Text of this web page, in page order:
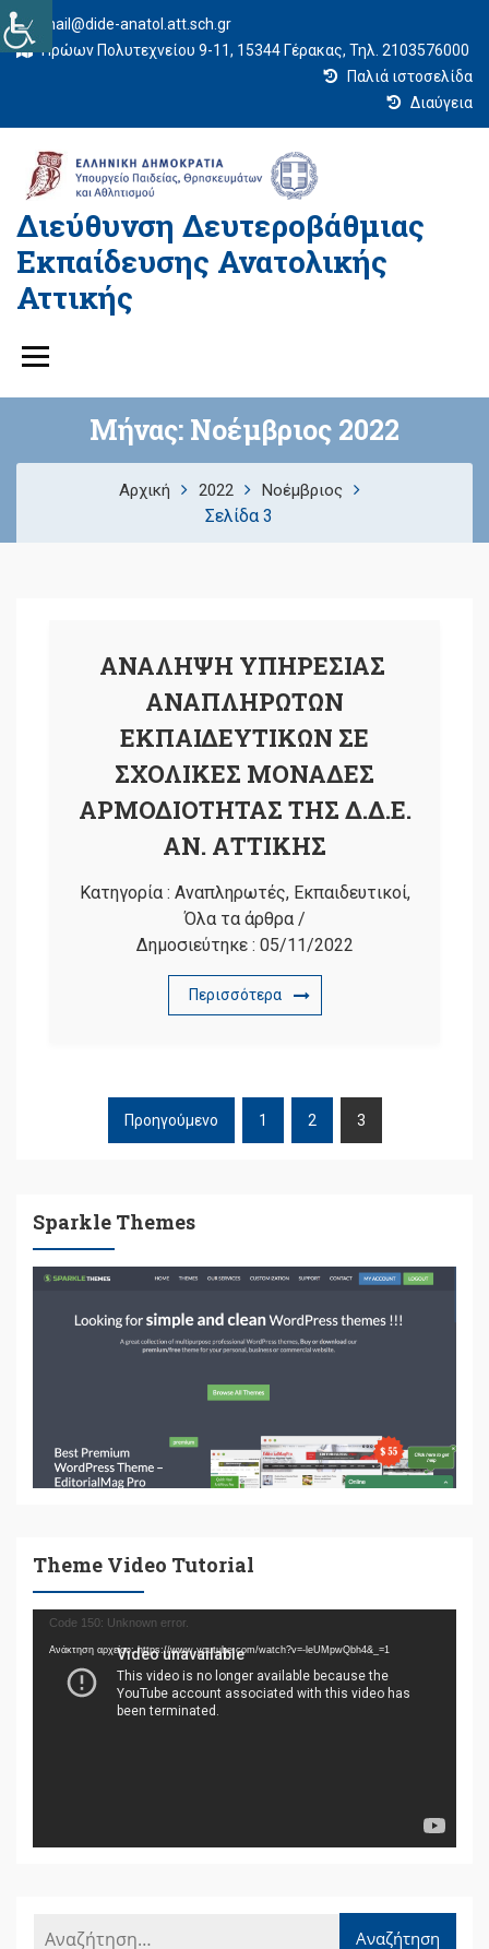
mail@dide-anatol.att.sch.gr
Ηρώων Πολυτεχνείου 9-11, 15344 Γέρακας, Τηλ. 2103576000
Παλιά ιστοσελίδα
Διαύγεια
Διεύθυνση Δευτεροβάθμιας
Εκπαίδευσης Ανατολικής
Αττικής
Μήνας: Νοέμβριος 2022
Αρχική 2022 Νοέμβριος
Σελίδα 3
ΑΝΑΛΗΨΗ ΥΠΗΡΕΣΙΑΣ
ΑΝΑΠΛΗΡΩΤΩΝ
ΕΚΠΑΙΔΕΥΤΙΚΩΝ ΣΕ
ΣΧΟΛΙΚΕΣ ΜΟΝΑΔΕΣ
ΑΡΜΟΔΙΟΤΗΤΑΣ ΤΗΣ Δ.Δ.Ε.
ΑΝ. ΑΤΤΙΚΗΣ
Κατηγορία : Αναπληρωτές, Εκπαιδευτικοί,
Όλα τα άρθρα/
Δημοσιεύτηκε : 05/11/2022
Περισσότερα
ΠΛΟΉΓΗΣΗΠροηγούμενο 1 2 3
Sparkle Themes
Theme Video Tutorial
Πρόγραμμα
Αναπαραγωγής
Βίντεο
Code 150: Unknown error.
Ανάκτηση αρχείου: https://www.youtube.com/watch?v=-leUMpwQbh4&_=1